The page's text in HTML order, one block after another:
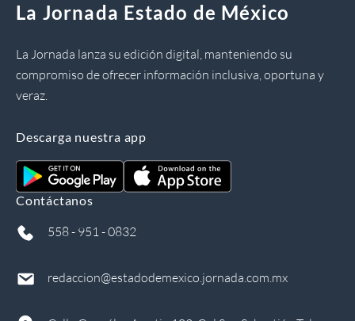
La Jornada Estado de México
La Jornada lanza su edición digital, manteniendo su
compromiso de ofrecer información inclusiva, oportuna y
veraz.
Descarga nuestra app
Contáctanos
558 - 951 - 0832
redaccion@estadodemexico.jornada.com.mx